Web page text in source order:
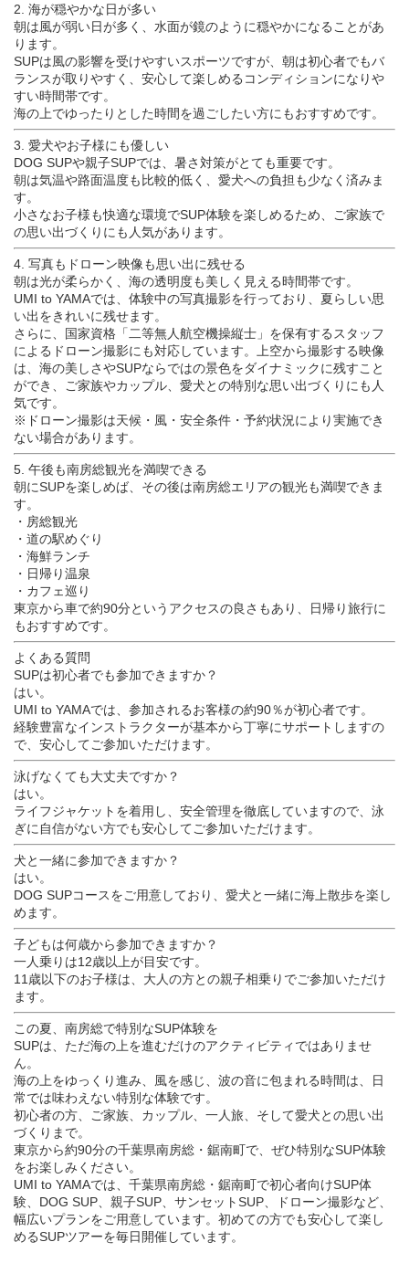
2. 海が穏やかな日が多い
朝は風が弱い日が多く、水面が鏡のように穏やかになることがあ
ります。
SUPは風の影響を受けやすいスポーツですが、朝は初心者でもバ
ランスが取りやすく、安心して楽しめるコンディションになりや
すい時間帯です。
海の上でゆったりとした時間を過ごしたい方にもおすすめです。
3. 愛犬やお子様にも優しい
DOG SUPや親子SUPでは、暑さ対策がとても重要です。
朝は気温や路面温度も比較的低く、愛犬への負担も少なく済みま
す。
小さなお子様も快適な環境でSUP体験を楽しめるため、ご家族で
の思い出づくりにも人気があります。
4. 写真もドローン映像も思い出に残せる
朝は光が柔らかく、海の透明度も美しく見える時間帯です。
UMI to YAMAでは、体験中の写真撮影を行っており、夏らしい思
い出をきれいに残せます。
さらに、国家資格「二等無人航空機操縦士」を保有するスタッフ
によるドローン撮影にも対応しています。上空から撮影する映像
は、海の美しさやSUPならではの景色をダイナミックに残すこと
ができ、ご家族やカップル、愛犬との特別な思い出づくりにも人
気です。
※ドローン撮影は天候・風・安全条件・予約状況により実施でき
ない場合があります。
5. 午後も南房総観光を満喫できる
朝にSUPを楽しめば、その後は南房総エリアの観光も満喫できま
す。
・房総観光
・道の駅めぐり
・海鮮ランチ
・日帰り温泉
・カフェ巡り
東京から車で約90分というアクセスの良さもあり、日帰り旅行に
もおすすめです。
よくある質問
SUPは初心者でも参加できますか？
はい。
UMI to YAMAでは、参加されるお客様の約90％が初心者です。
経験豊富なインストラクターが基本から丁寧にサポートしますの
で、安心してご参加いただけます。
泳げなくても大丈夫ですか？
はい。
ライフジャケットを着用し、安全管理を徹底していますので、泳
ぎに自信がない方でも安心してご参加いただけます。
犬と一緒に参加できますか？
はい。
DOG SUPコースをご用意しており、愛犬と一緒に海上散歩を楽し
めます。
子どもは何歳から参加できますか？
一人乗りは12歳以上が目安です。
11歳以下のお子様は、大人の方との親子相乗りでご参加いただけ
ます。
この夏、南房総で特別なSUP体験を
SUPは、ただ海の上を進むだけのアクティビティではありませ
ん。
海の上をゆっくり進み、風を感じ、波の音に包まれる時間は、日
常では味わえない特別な体験です。
初心者の方、ご家族、カップル、一人旅、そして愛犬との思い出
づくりまで。
東京から約90分の千葉県南房総・鋸南町で、ぜひ特別なSUP体験
をお楽しみください。
UMI to YAMAでは、千葉県南房総・鋸南町で初心者向けSUP体
験、DOG SUP、親子SUP、サンセットSUP、ドローン撮影など、
幅広いプランをご用意しています。初めての方でも安心して楽し
めるSUPツアーを毎日開催しています。